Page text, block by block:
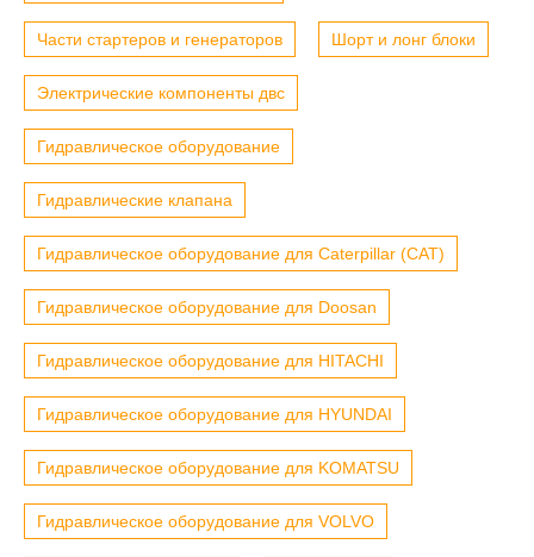
Части стартеров и генераторов Шорт и лонг блоки
Электрические компоненты двс
Гидравлическое оборудование
Гидравлические клапана
Гидравлическое оборудование для Caterpillar (CAT)
Гидравлическое оборудование для Doosan
Гидравлическое оборудование для HITACHI
Гидравлическое оборудование для HYUNDAI
Гидравлическое оборудование для KOMATSU
Гидравлическое оборудование для VOLVO